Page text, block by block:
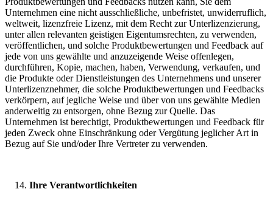
Unternehmen eine nicht ausschließliche, unbefristet, unwiderruflich,
weltweit, lizenzfreie Lizenz, mit dem Recht zur Unterlizenzierung,
unter allen relevanten geistigen Eigentumsrechten, zu verwenden,
veröffentlichen, und solche Produktbewertungen und Feedback auf
jede von uns gewählte und anzuzeigende Weise offenlegen,
durchführen, Kopie, machen, haben, Verwendung, verkaufen, und
die Produkte oder Dienstleistungen des Unternehmens und unserer
Unterlizenznehmer, die solche Produktbewertungen und Feedbacks
verkörpern, auf jegliche Weise und über von uns gewählte Medien
anderweitig zu entsorgen, ohne Bezug zur Quelle. Das
Unternehmen ist berechtigt, Produktbewertungen und Feedback für
jeden Zweck ohne Einschränkung oder Vergütung jeglicher Art in
Bezug auf Sie und/oder Ihre Vertreter zu verwenden.
Ihre Verantwortlichkeiten